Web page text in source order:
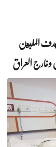
الملبين
العراق